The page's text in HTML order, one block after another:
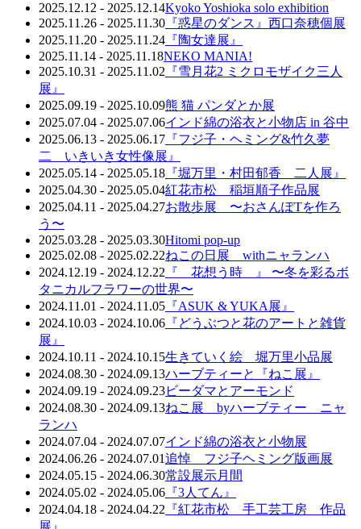
2025.12.12 - 2025.12.14Kyoko Yoshioka solo exhibition
2025.11.26 - 2025.11.30 『惑星のダンス』西口奈穂個展
2025.11.20 - 2025.11.24 『陶女達展』
2025.11.14 - 2025.11.18NEKO MANIA!
2025.10.31 - 2025.11.02 『雪月花2 ミクロモザイク三人
展』
2025.09.19 - 2025.10.09熊 猫 パンダとか展
2025.07.04 - 2025.07.06インド綿の浴衣と小物店 in 谷中
2025.06.13 - 2025.06.17 『フジ子・ヘミング&竹久夢
二 いきいき女性像展』
2025.05.14 - 2025.05.18 『堀万里・村田郁香 二人展』
2025.04.30 - 2025.05.04紅花市松 稲垣順子作品展
2025.04.11 - 2025.04.27お散歩展 〜おさんぽTを作ろ
う〜
2025.03.28 - 2025.03.30Hitomi pop-up
2025.02.08 - 2025.02.22ねこの日展 withニャランハ
2024.12.19 - 2024.12.22 『 花想う時 』 〜冬を彩るボ
タニカルフラワーの世界〜
2024.11.01 - 2024.11.05 『ASUK & YUKA展』
2024.10.03 - 2024.10.06 『どうぶつと花のアートと雑貨
展』
2024.10.11 - 2024.10.15生きていく絵 堀万里小品展
2024.08.30 - 2024.09.13ハーブティーと『ねこ展』
2024.09.19 - 2024.09.23ビーダマとアーモンド
2024.08.30 - 2024.09.13ねこ展 byハーブティー ニャ
ランハ
2024.07.04 - 2024.07.07インド綿の浴衣と小物展
2024.06.26 - 2024.07.01追悼 フジ子ヘミング版画展
2024.05.15 - 2024.06.30常設展示月間
2024.05.02 - 2024.05.06 『3人てん』
2024.04.18 - 2024.04.22 『紅花市松 手工芸工房 作品